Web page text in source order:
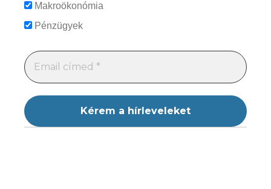
Makroökonómia
Pénzügyek